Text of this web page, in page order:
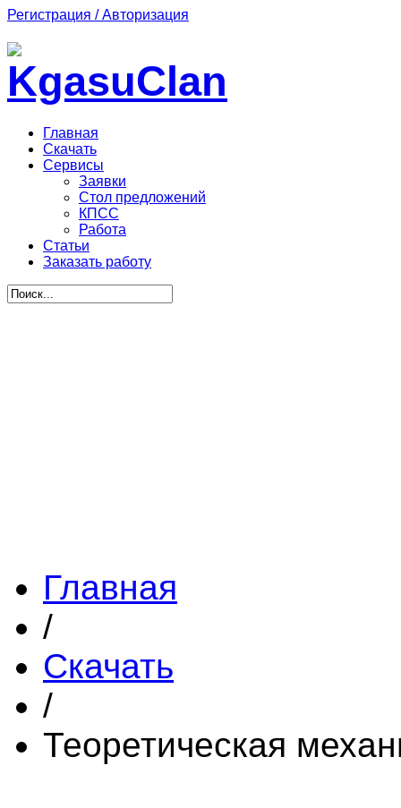
Регистрация / Авторизация
Главная
Скачать
Сервисы
Заявки
Стол предложений
КПСС
Работа
Статьи
Заказать работу
Главная
/
Скачать
/
Теоретическая